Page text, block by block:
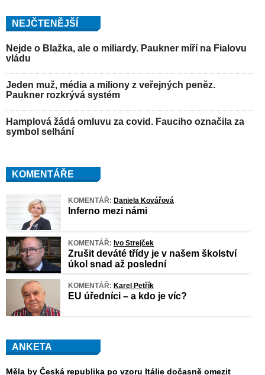
NEJČTENĚJŠÍ
Nejde o Blažka, ale o miliardy. Paukner míří na Fialovu
vládu
Jeden muž, média a miliony z veřejných peněz.
Paukner rozkrývá systém
Hamplová žádá omluvu za covid. Fauciho označila za
symbol selhání
KOMENTÁŘE
KOMENTÁŘ: Daniela Kovářová
Inferno mezi námi
KOMENTÁŘ: Ivo Strejček
Zrušit deváté třídy je v našem školství
úkol snad až poslední
KOMENTÁŘ: Karel Petřík
EU úředníci – a kdo je víc?
ANKETA
Měla by Česká republika po vzoru Itálie dočasně omezit